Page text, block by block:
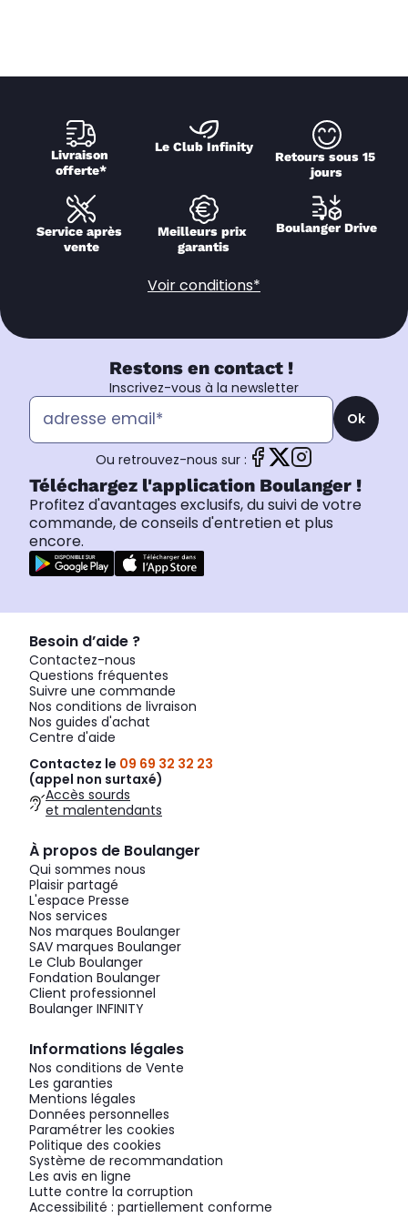
Livraison
offerte*
Le Club Infinity
Retours sous 15
jours
Service après
vente
Meilleurs prix
garantis
Boulanger Drive
Voir conditions*
Restons en contact !
Inscrivez-vous à la newsletter
Ok
Ou retrouvez-nous sur :
Téléchargez l'application Boulanger !
Profitez d'avantages exclusifs, du suivi de votre
commande, de conseils d'entretien et plus
encore.
Besoin d’aide ?
Contactez-nous
Questions fréquentes
Suivre une commande
Nos conditions de livraison
Nos guides d'achat
Centre d'aide
Contactez le 09 69 32 32 23
(appel non surtaxé)
Accès sourds
et malentendants
À propos de Boulanger
Qui sommes nous
Plaisir partagé
L'espace Presse
Nos services
Nos marques Boulanger
SAV marques Boulanger
Le Club Boulanger
Fondation Boulanger
Client professionnel
Boulanger INFINITY
Informations légales
Nos conditions de Vente
Les garanties
Mentions légales
Données personnelles
Paramétrer les cookies
Politique des cookies
Système de recommandation
Les avis en ligne
Lutte contre la corruption
Accessibilité : partiellement conforme